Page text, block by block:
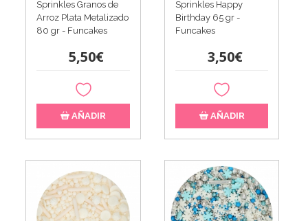
Sprinkles Granos de
Arroz Plata Metalizado
80 gr - Funcakes
5,50€
AÑADIR
Sprinkles Happy
Birthday 65 gr -
Funcakes
3,50€
AÑADIR